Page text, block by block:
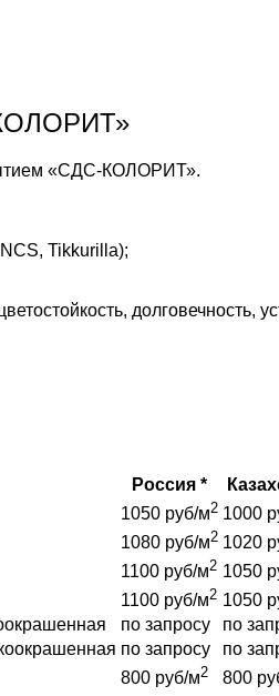
«СДС-КОЛОРИТ».
Tikkurilla);
долговечность,
Россия *
1050 руб/м2 1000
1080 руб/м2 1020
1100 руб/м2 1050
1100 руб/м2 1050
по запросу
по
по запросу
по
800 руб/м2 800